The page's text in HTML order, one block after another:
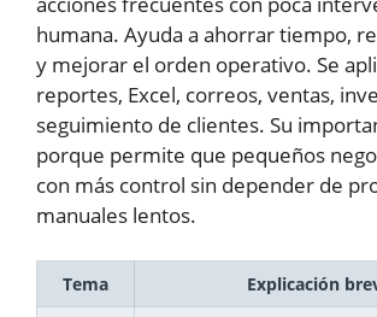
humana. Ayuda a ahorrar tiempo,
y mejorar el orden operativo. Se
reportes, Excel, correos, ventas,
seguimiento de clientes. Su
porque permite que pequeños
con más control sin depender de
manuales lentos.
Tema
Explicación